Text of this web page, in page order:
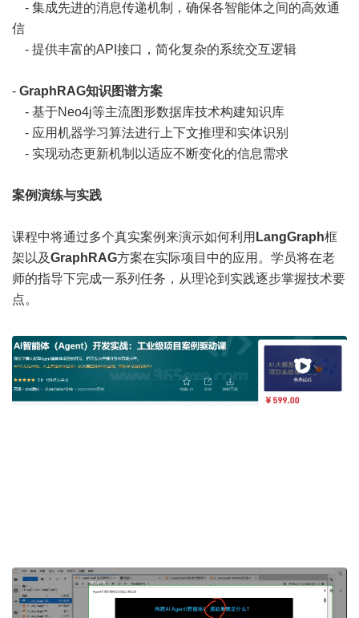
- 集成先进的消息传递机制，确保各智能体之间的高效通
信
- 提供丰富的API接口，简化复杂的系统交互逻辑
- GraphRAG知识图谱方案
- 基于Neo4j等主流图形数据库技术构建知识库
- 应用机器学习算法进行上下文推理和实体识别
- 实现动态更新机制以适应不断变化的信息需求
案例演练与实践
课程中将通过多个真实案例来演示如何利用 LangGraph框
架以及GraphRAG方案在实际项目中的应用。学员将在老
师的指导下完成一系列任务，从理论到实践逐步掌握技术要
点。